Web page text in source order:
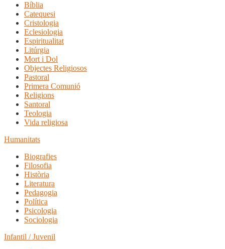
Bíblia
Catequesi
Cristologia
Eclesiologia
Espiritualitat
Litúrgia
Mort i Dol
Objectes Religiosos
Pastoral
Primera Comunió
Religions
Santoral
Teologia
Vida religiosa
Humanitats
Biografies
Filosofia
Història
Literatura
Pedagogia
Política
Psicologia
Sociologia
Infantil / Juvenil